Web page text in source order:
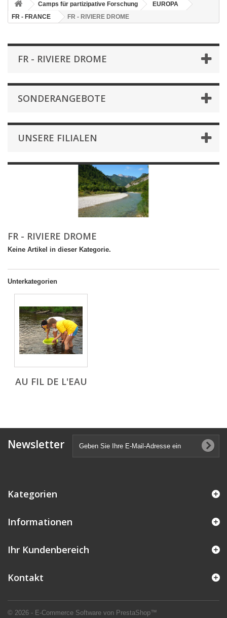
Camps für partizipative Forschung
EUROPA
FR - FRANCE
FR - RIVIERE DROME
FR - RIVIERE DROME
SONDERANGEBOTE
UNSERE FILIALEN
FR - RIVIERE DROME
Keine Artikel in dieser Kategorie.
Unterkategorien
AU FIL DE L'EAU
Newsletter
Kategorien
Informationen
© 2026 - E-Commerce Software von PrestaShop™
Ihr Kundenbereich
Kontakt